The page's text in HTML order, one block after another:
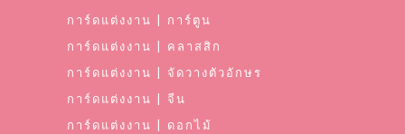
การ์ดแต่งงาน | การ์ตูน
การ์ดแต่งงาน | คลาสสิก
การ์ดแต่งงาน | จัดวางตัวอักษร
การ์ดแต่งงาน | จีน
การ์ดแต่งงาน | ดอกไม้